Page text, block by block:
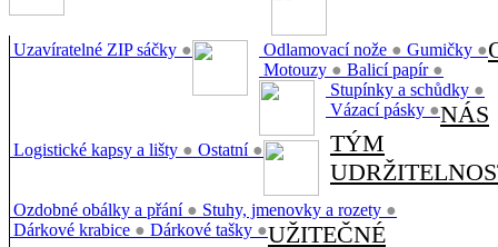
Uzavíratelné ZIP sáčky ● Odlamovací nože ● Gumičky ●
Motouzy ● Balicí papír ●
Stupínky a schůdky ●
Vázací pásky ●
Logistické kapsy a lišty ● Ostatní ●
Ozdobné obálky a přání ● Stuhy, jmenovky a rozety ●
Dárkové krabice ● Dárkové tašky ●
NÁS
TÝM
UŽITEČNÉ